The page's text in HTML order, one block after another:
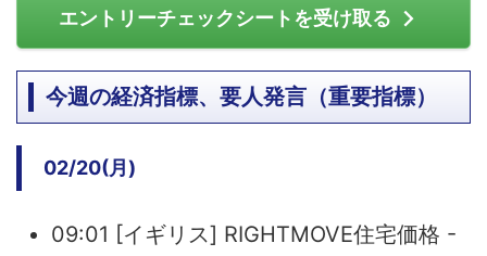
エントリーチェックシートを受け取る
今週の経済指標、要人発言（重要指標）
02/20(月)
09:01 [イギリス] RIGHTMOVE住宅価格 -